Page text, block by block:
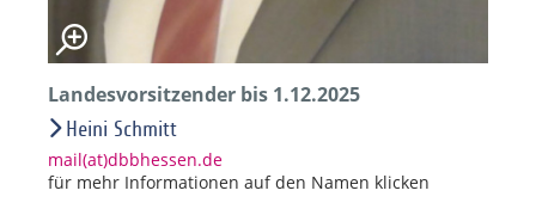
Landesvorsitzender bis 1.12.2025
Heini Schmitt
mail(at)dbbhessen.de
für mehr Informationen auf den Namen klicken